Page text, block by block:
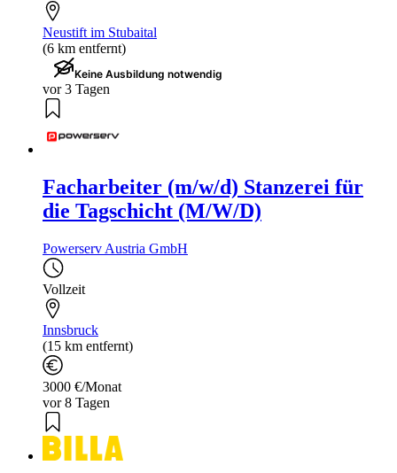
Neustift im Stubaital
(6 km entfernt)
Keine Ausbildung notwendig
vor 3 Tagen
Facharbeiter (m/w/d) Stanzerei für
die Tagschicht (M/W/D)
Powerserv Austria GmbH
Vollzeit
Innsbruck
(15 km entfernt)
3000 €/Monat
vor 8 Tagen